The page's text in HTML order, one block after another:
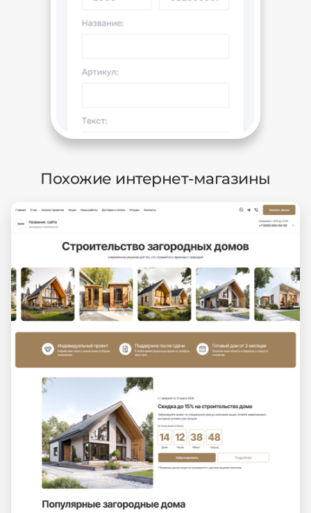
Похожие интернет-магазины